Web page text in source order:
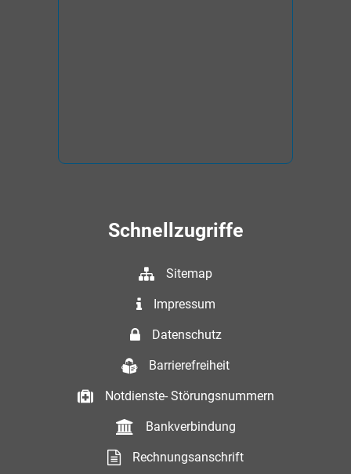
Schnellzugriffe
Sitemap
Impressum
Datenschutz
Barrierefreiheit
Notdienste- Störungsnummern
Bankverbindung
Rechnungsanschrift